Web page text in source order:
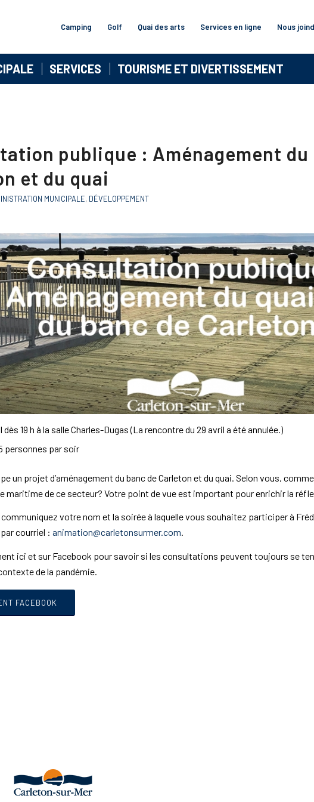
Camping Golf Quai des arts Services en ligne Nous
SERVICES TOURISME ET DIVERTISSEMENT
publique : Aménagement du
et du quai
MUNICIPALE, DÉVELOPPEMENT
dès 19 h à la salle Charles-Dugas (La rencontre du 29 avril a été annulée.)
personnes par soir
un projet d’aménagement du banc de Carleton et du quai. Selon vous,
maritime de ce secteur? Votre point de vue est important pour enrichir la
communiquez votre nom et la soirée à laquelle vous souhaitez participer à
courriel : animation@carletonsurmer.com.
ici et sur Facebook pour savoir si les consultations peuvent toujours se
de la pandémie.
FACEBOOK